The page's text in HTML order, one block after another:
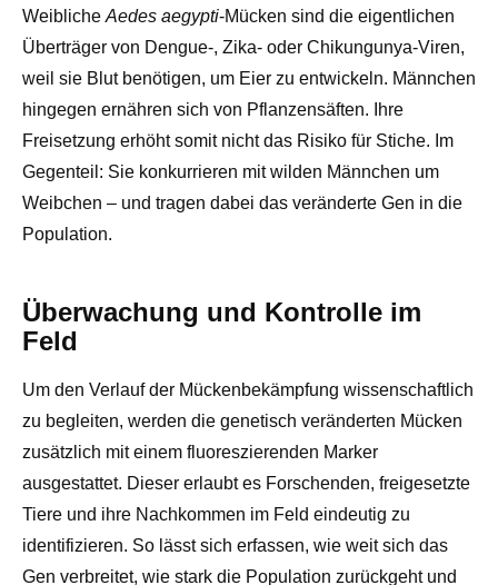
Weibliche Aedes aegypti-Mücken sind die eigentlichen
Überträger von Dengue-, Zika- oder Chikungunya-Viren,
weil sie Blut benötigen, um Eier zu entwickeln. Männchen
hingegen ernähren sich von Pflanzensäften. Ihre
Freisetzung erhöht somit nicht das Risiko für Stiche. Im
Gegenteil: Sie konkurrieren mit wilden Männchen um
Weibchen – und tragen dabei das veränderte Gen in die
Population.
Überwachung und Kontrolle im
Feld
Um den Verlauf der Mückenbekämpfung wissenschaftlich
zu begleiten, werden die genetisch veränderten Mücken
zusätzlich mit einem fluoreszierenden Marker
ausgestattet. Dieser erlaubt es Forschenden, freigesetzte
Tiere und ihre Nachkommen im Feld eindeutig zu
identifizieren. So lässt sich erfassen, wie weit sich das
Gen verbreitet, wie stark die Population zurückgeht und